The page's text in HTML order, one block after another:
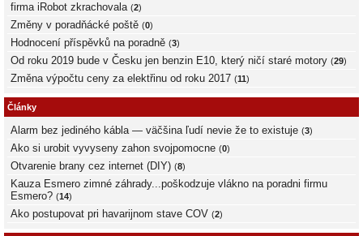
firma iRobot zkrachovala (2)
Změny v poradňácké poště (0)
Hodnocení příspěvků na poradně (3)
Od roku 2019 bude v Česku jen benzin E10, který ničí staré motory (29)
Změna výpočtu ceny za elektřinu od roku 2017 (11)
Články
Alarm bez jediného kábla — väčšina ľudí nevie že to existuje (3)
Ako si urobit vyvyseny zahon svojpomocne (0)
Otvarenie brany cez internet (DIY) (8)
Kauza Esmero zimné záhrady...poškodzuje vlákno na poradni firmu
Esmero? (14)
Ako postupovat pri havarijnom stave COV (2)